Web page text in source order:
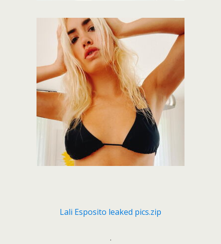
Lali Esposito leaked pics.zip
.